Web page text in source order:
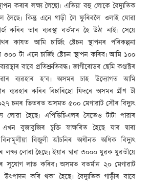
স্থাপন কৰাৰ লক্ষ্য লৈছো৷ এতিয়া বহু লোকে বৈদ্যুতিক
লৈছে৷ কিন্তু এনে গাড়ী লৈ ফুৰিবলৈ ওলাই যোৱা
কৰিব তাৰ ব্যৱস্থা বৰ্তমান হৈ উঠা নাই৷ সেয়ে
কাষত আমি চাৰ্জিং ষ্টেচন স্থাপনৰ পৰিকল্পনা
টা এনে চাৰ্জিং ষ্টেচন স্থাপন কৰিব৷ আমি ১০০
বাবে প্ৰতিশ্ৰুতিবদ্ধ৷ জাগীৰোডৰ ছেমি কণ্ডাক্টৰ
ব্যৱহাৰ হ’ব৷ অসমৰ চাহ উদ্যোগত আমি
ব্যৱহাৰ কৰিব বিচাৰিছো যিদৰে অসমৰ গ্ৰীণ টী
চনৰ ভিতৰত অসমত ৫০০ মেগাৱাট সৌৰ বিদ্যুৎ
লোৱা হৈছে৷ এপিডিচিএলৰ সৈতেও টাটা পাৱাৰ
এখন বুজাবুজিৰ চুক্তি স্বাক্ষৰিত হৈছে যাৰ দ্বাৰা
বিনামূলীয়া বিজুলী আঁচনিৰ অধীনত অধিক বিদ্যুৎ
লক্ষ্য লোৱা হৈছে৷ ইয়াৰ দ্বাৰা ৩০০০ যুৱক-যুৱতীয়ে
সুযোগ লাভ কৰিব৷ অসমত বতৰ্মান ২০ মেগাৱাট
কৰি থকা হৈছে৷ বৈদ্যুতিক গাড়ীৰ বাবে